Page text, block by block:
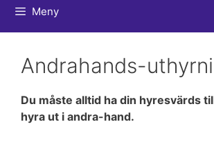
Meny
Andrahands-
Du måste alltid ha din hyresvärds
hyra ut i andra-hand.